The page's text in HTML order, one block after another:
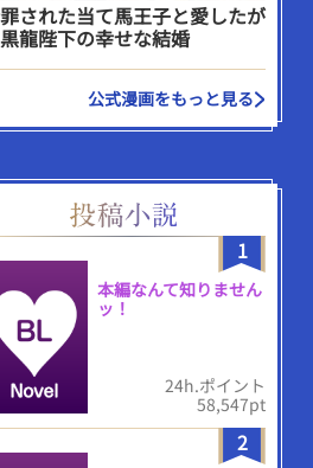
された当て馬王子と愛したが
龍陛下の幸せな結婚
公式漫画をもっと見る
1
本編なんて知りません
ッ！
24h.ポイント
58,547pt
2